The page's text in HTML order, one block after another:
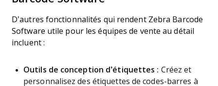
D’autres fonctionnalités qui rendent Zebra Barcode
Software utile pour les équipes de vente au détail
incluent :
Outils de conception d’étiquettes : Créez et
personnalisez des étiquettes de codes-barres à